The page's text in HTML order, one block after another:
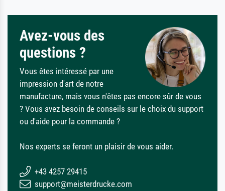
Avez-vous des
questions ?
Vous êtes intéressé par une
impression d'art de notre
manufacture, mais vous n'êtes pas encore sûr de vous
? Vous avez besoin de conseils sur le choix du support
ou d'aide pour la commande ?
Nos experts se feront un plaisir de vous aider.
+43 4257 29415
support@meisterdrucke.com